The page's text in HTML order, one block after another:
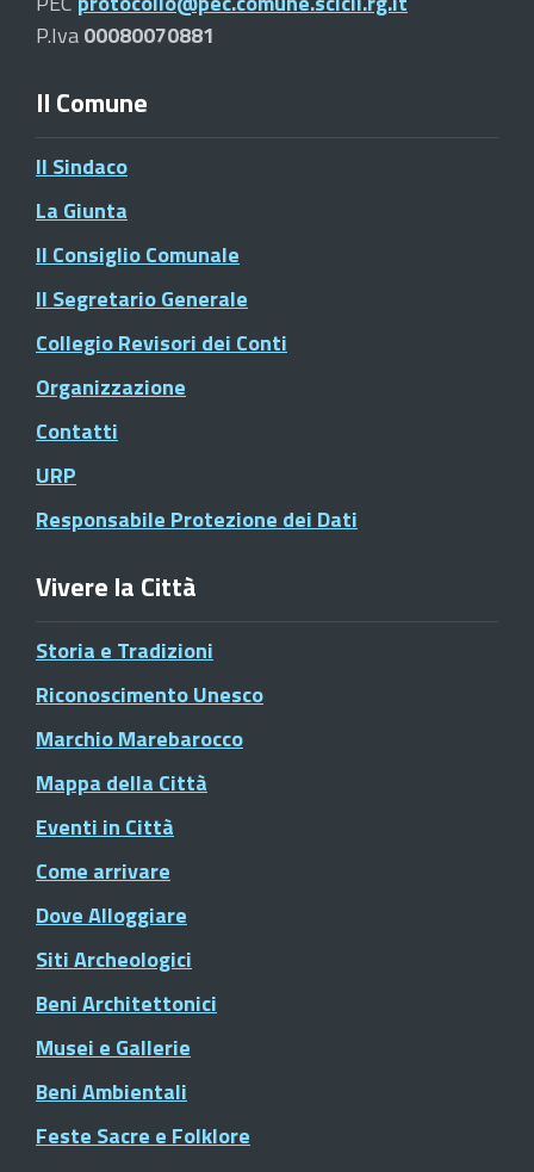
P.Iva00080070881
Il Comune
Il Sindaco
La Giunta
Il Consiglio Comunale
Il Segretario Generale
Collegio Revisori dei Conti
Organizzazione
Contatti
URP
Responsabile Protezione dei Dati
Vivere la Città
Storia e Tradizioni
Riconoscimento Unesco
Marchio Marebarocco
Mappa della Città
Eventi in Città
Come arrivare
Dove Alloggiare
Siti Archeologici
Beni Architettonici
Musei e Gallerie
Beni Ambientali
Feste Sacre e Folklore